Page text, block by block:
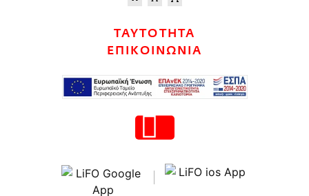
ΤΑΥΤΟΤΗΤΑ
ΕΠΙΚΟΙΝΩΝΙΑ